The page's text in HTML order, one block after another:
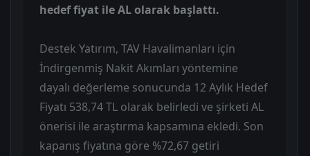
hedef fiyat ile AL olarak başlattı.
Destek Yatırım, TAV Havalimanları için
İndirgenmiş Nakit Akımları yöntemine
dayalı değerleme sonucunda 12 Aylık Hedef
Fiyatı 538,74 TL olarak belirledi ve şirketi AL
önerisi ile araştırma kapsamına ekledi. Son
kapanış fiyatına göre %72,67 getiri